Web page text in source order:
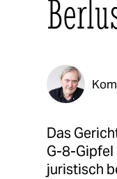
Das
G-8-Gipfel
juristisch